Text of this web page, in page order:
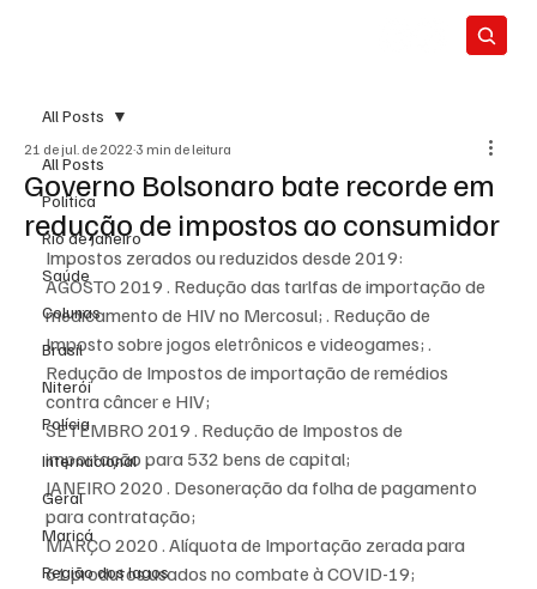
All Posts
Política
Rio de Janeiro
Saúde
Colunas
Brasil
Niterói
Polícia
Internacional
Geral
Maricá
Região dos lagos
All Posts
Governo Bolsonaro bate recorde em
redução de impostos ao consumidor
21 de jul. de 2022 3 min de leitura
Impostos zerados ou reduzidos desde 2019:
AGOSTO 2019 . Redução das tarlfas de importação de
medicamento de HIV no Mercosul; . Redução de
Imposto sobre jogos eletrônicos e videogames; .
Redução de Impostos de importação de remédios
contra câncer e HIV;
SETEMBRO 2019 . Redução de Impostos de
importação para 532 bens de capital;
JANEIRO 2020 . Desoneração da folha de pagamento
para contratação;
MARÇO 2020 . Alíquota de Importação zerada para
61 produtos usados no combate à COVID-19;